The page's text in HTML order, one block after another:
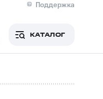
Поддержка
КАТАЛОГ